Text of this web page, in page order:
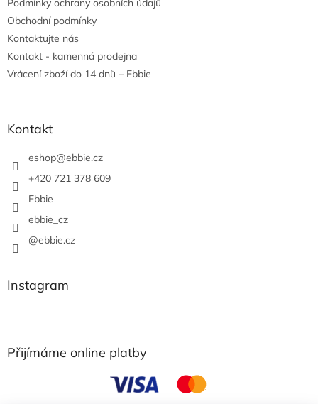
Podmínky ochrany osobních údajů
Obchodní podmínky
Kontaktujte nás
Kontakt - kamenná prodejna
Vrácení zboží do 14 dnů – Ebbie
Kontakt
eshop@ebbie.cz
+420 721 378 609
Ebbie
ebbie_cz
@ebbie.cz
Instagram
Přijímáme online platby